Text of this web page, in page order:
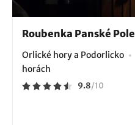
Roubenka Panské Pole
Orlické hory a Podorlicko
horách
9.8/10